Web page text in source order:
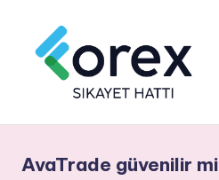
AvaTrade güvenilir mi